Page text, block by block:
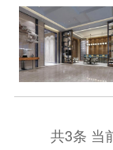
共3条 当